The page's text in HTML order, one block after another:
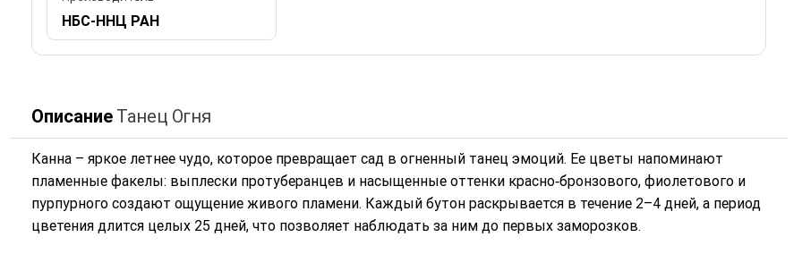
НБС-ННЦ РАН
Описание Танец Огня
Канна – яркое летнее чудо, которое превращает сад в огненный танец эмоций. Ее цветы напоминают
пламенные факелы: выплески протуберанцев и насыщенные оттенки красно‑бронзового, фиолетового и
пурпурного создают ощущение живого пламени. Каждый бутон раскрывается в течение 2–4 дней, а период
цветения длится целых 25 дней, что позволяет наблюдать за ним до первых заморозков.